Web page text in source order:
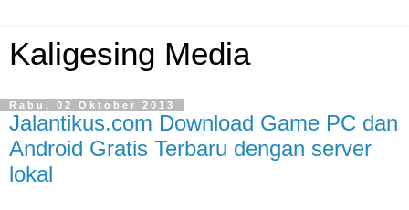
Kaligesing Media
Rabu, 02 Oktober 2013
Jalantikus.com Download Game PC dan
Android Gratis Terbaru dengan server
lokal